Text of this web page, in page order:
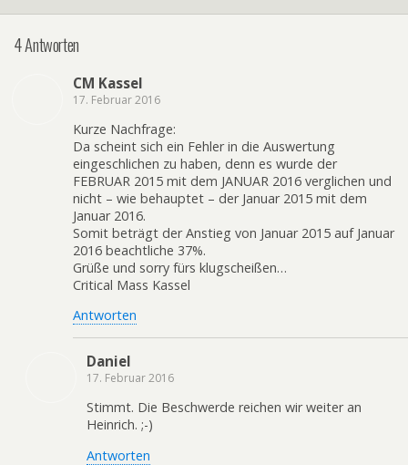
4 Antworten
CM Kassel
17. Februar 2016
Kurze Nachfrage:
Da scheint sich ein Fehler in die Auswertung
eingeschlichen zu haben, denn es wurde der
FEBRUAR 2015 mit dem JANUAR 2016 verglichen und
nicht – wie behauptet – der Januar 2015 mit dem
Januar 2016.
Somit beträgt der Anstieg von Januar 2015 auf Januar
2016 beachtliche 37%.
Grüße und sorry fürs klugscheißen…
Critical Mass Kassel
Antworten
Daniel
17. Februar 2016
Stimmt. Die Beschwerde reichen wir weiter an
Heinrich. ;-)
Antworten